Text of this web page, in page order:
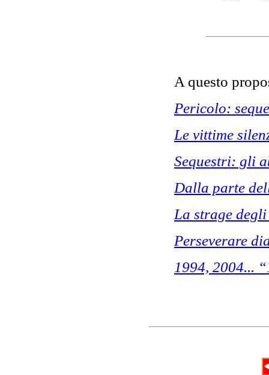
A questo
Pericolo:
Le vittime
Sequestri: gli
Dalla parte
La strage
Perseverare
1994, 2004...